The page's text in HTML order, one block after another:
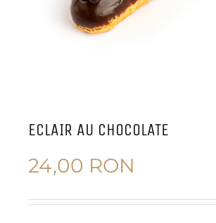
ECLAIR AU CHOCOLATE
24,00 RON